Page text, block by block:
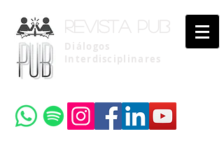
Revista pub
Diálogos
Interdisciplinares